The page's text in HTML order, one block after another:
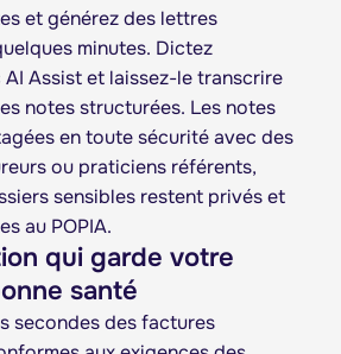
et générez des lettres
minutes. Dictez
Assist et laissez-le transcrire
notes structurées. Les notes
en toute sécurité avec des
ou praticiens référents,
sensibles restent privés et
au POPIA.
qui garde votre
santé
secondes des factures